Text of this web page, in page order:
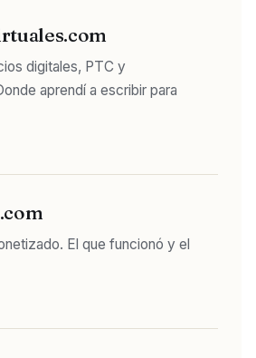
digitales, PTC y
aprendí a escribir para
El que funcionó y el